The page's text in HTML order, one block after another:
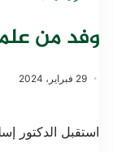
وفد من
29 فبراير، 2024
استقبل الدكتور